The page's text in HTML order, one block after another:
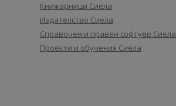
Книжарници Сиела
Издателство Сиела
Справочен и правен софтуер Сиела
Проекти и обучения Сиела